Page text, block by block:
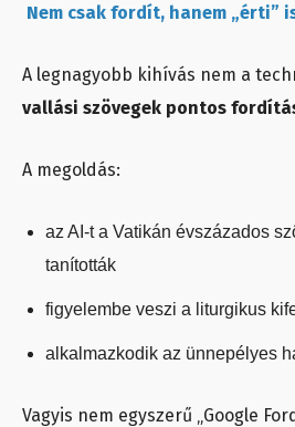
Nem csak fordít, hanem „érti”
A legnagyobb kihívás nem a
vallási szövegek pontos
A megoldás:
az AI-t a Vatikán évszázados
tanították
figyelembe veszi a liturgikus
alkalmazkodik az ünnepélyes
Vagyis nem egyszerű „Google